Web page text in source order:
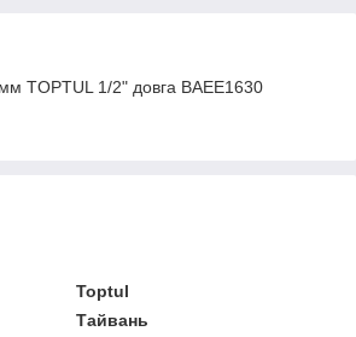
TOPTUL 1/2" довга BAEE1630
Toptul
Тайвань